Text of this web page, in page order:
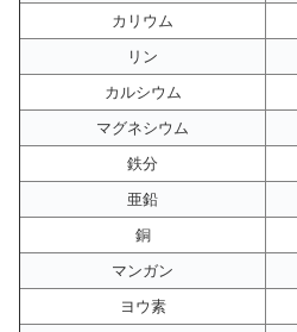
カリウム
リン
カルシウム
マグネシウム
鉄分
亜鉛
銅
マンガン
ヨウ素